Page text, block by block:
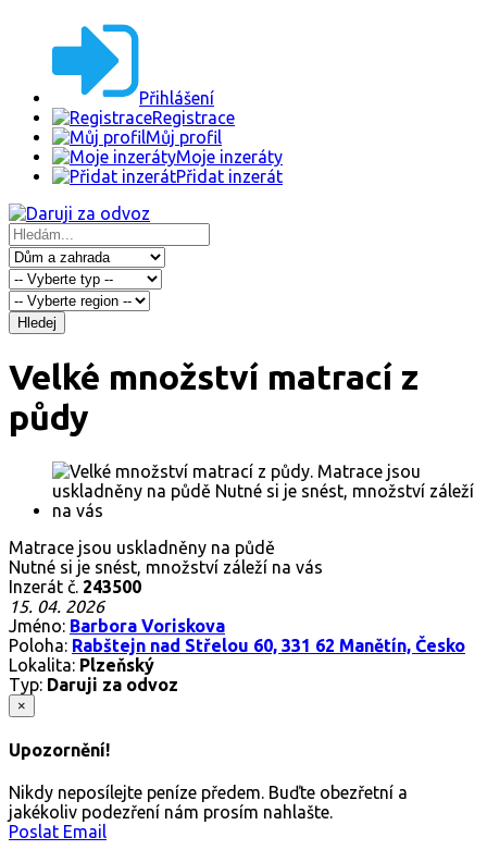
Přihlášení
Registrace
Můj profil
Moje inzeráty
Přidat inzerát
Hledej
Velké množství matrací z
půdy
Matrace jsou uskladněny na půdě
Nutné si je snést, množství záleží na vás
Inzerát č. 243500
15. 04. 2026
Jméno: Barbora Voriskova
Poloha: Rabštejn nad Střelou 60, 331 62 Manětín, Česko
Lokalita: Plzeňský
Typ: Daruji za odvoz
×
Upozornění!
Nikdy neposílejte peníze předem. Buďte obezřetní a
jakékoliv podezření nám prosím nahlašte.
Poslat Email